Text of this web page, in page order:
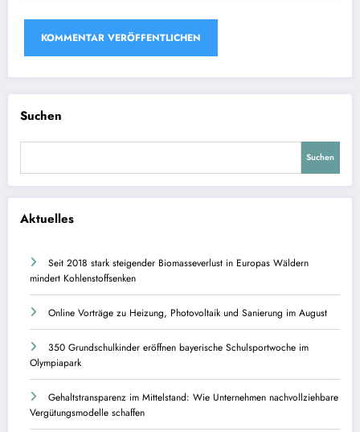
Suchen
Suchen
Aktuelles
Seit 2018 stark steigender Biomasseverlust in Europas Wäldern
mindert Kohlenstoffsenken
Online Vorträge zu Heizung, Photovoltaik und Sanierung im August
350 Grundschulkinder eröffnen bayerische Schulsportwoche im
Olympiapark
Gehaltstransparenz im Mittelstand: Wie Unternehmen nachvollziehbare
Vergütungsmodelle schaffen